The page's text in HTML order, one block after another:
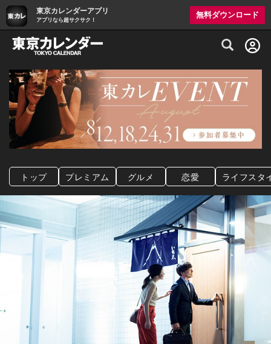
東京カレンダーアプリ
アプリなら超サクサク！
無料ダウンロード
グルメ情報・プレミアムレストラン予約
トップ プレミアム グルメ 恋愛 ライフスタ